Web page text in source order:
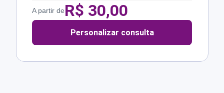
A partir deR$ 30,00
Personalizar consulta